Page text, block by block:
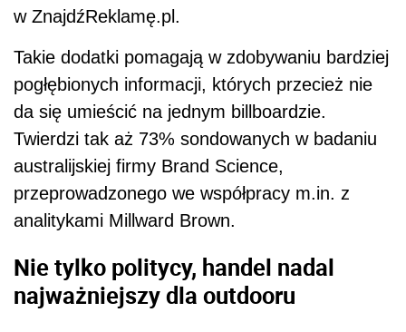
w ZnajdźReklamę.pl.
Takie dodatki pomagają w zdobywaniu bardziej
pogłębionych informacji, których przecież nie
da się umieścić na jednym billboardzie.
Twierdzi tak aż 73% sondowanych w badaniu
australijskiej firmy Brand Science,
przeprowadzonego we współpracy m.in. z
analitykami Millward Brown.
Nie tylko politycy, handel nadal
najważniejszy dla outdooru